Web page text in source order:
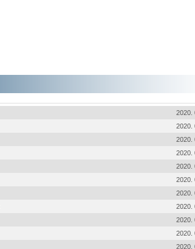
2020.
2020.
2020.
2020.
2020.
2020.
2020.
2020.
2020.
2020.
2020.